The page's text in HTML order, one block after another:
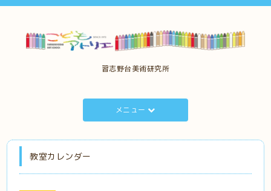
習志野台美術研究所
メニュー
教室カレンダー